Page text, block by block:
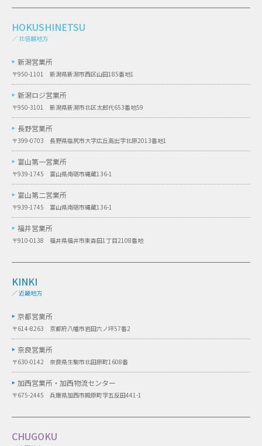
HOKUSHINETSU
／ 北信越地方
新潟営業所
〒950-1101 新潟県新潟市西区山田185番地1
新潟ロジ営業所
〒950-3101 新潟県新潟市北区太郎代653番地59
長野営業所
〒399-0703 長野県塩尻市大字広丘高出字北原2013番地1
富山第一営業所
〒939-1745 富山県南砺市縄蔵136-1
富山第二営業所
〒939-1745 富山県南砺市縄蔵136-1
福井営業所
〒910-0138 福井県福井市東森田1丁目2108番地
KINKI
／ 近畿地方
京都営業所
〒614-8263 京都府八幡市岩田六ノ坪57番2
奈良営業所
〒630-0142 奈良県生駒市北田原町1608番
加西営業所・ 加西物流センター
〒675-2445 兵庫県加西市殿原町字五反田441-1
CHUGOKU